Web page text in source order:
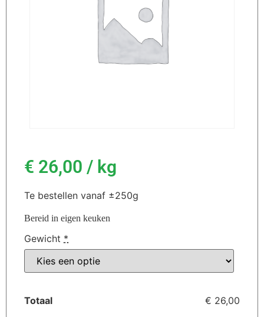
€ 26,00 / kg
Te bestellen vanaf ±250g
Bereid in eigen keuken
Gewicht *
Totaal € 26,00